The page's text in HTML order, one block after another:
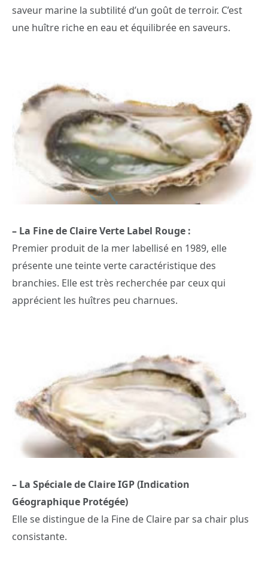
saveur marine la subtilité d’un goût de terroir. C’est
une huître riche en eau et équilibrée en saveurs.
– La Fine de Claire Verte Label Rouge :
Premier produit de la mer labellisé en 1989, elle
présente une teinte verte caractéristique des
branchies. Elle est très recherchée par ceux qui
apprécient les huîtres peu charnues.
– La Spéciale de Claire IGP (Indication
Géographique Protégée)
Elle se distingue de la Fine de Claire par sa chair plus
consistante.